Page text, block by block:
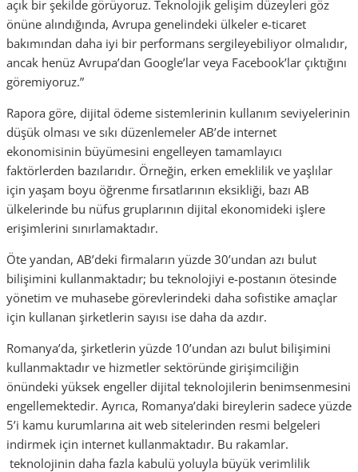
açık bir şekilde görüyoruz. Teknolojik gelişim düzeyleri göz
önüne alındığında, Avrupa genelindeki ülkeler e-ticaret
bakımından daha iyi bir performans sergileyebiliyor olmalıdır,
ancak henüz Avrupa’dan Google’lar veya Facebook’lar çıktığını
göremiyoruz.”
Rapora göre, dijital ödeme sistemlerinin kullanım seviyelerinin
düşük olması ve sıkı düzenlemeler AB’de internet
ekonomisinin büyümesini engelleyen tamamlayıcı
faktörlerden bazılarıdır. Örneğin, erken emeklilik ve yaşlılar
için yaşam boyu öğrenme fırsatlarının eksikliği, bazı AB
ülkelerinde bu nüfus gruplarının dijital ekonomideki işlere
erişimlerini sınırlamaktadır.
Öte yandan, AB’deki firmaların yüzde 30’undan azı bulut
bilişimini kullanmaktadır; bu teknolojiyi e-postanın ötesinde
yönetim ve muhasebe görevlerindeki daha sofistike amaçlar
için kullanan şirketlerin sayısı ise daha da azdır.
Romanya’da, şirketlerin yüzde 10’undan azı bulut bilişimini
kullanmaktadır ve hizmetler sektöründe girişimciliğin
önündeki yüksek engeller dijital teknolojilerin benimsenmesini
engellemektedir. Ayrıca, Romanya’daki bireylerin sadece yüzde
5’i kamu kurumlarına ait web sitelerinden resmi belgeleri
indirmek için internet kullanmaktadır. Bu rakamlar.
teknolojinin daha fazla kabulü yoluyla büyük verimlilik